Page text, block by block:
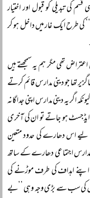
کی تبدیلی کو قبول اور اختیار
طرح ایک غار میں داخل ہو کر
تھی مگر ہم یہ سمجھتے ہیں
تھا جو دینی مدارس قائم کرتے
یہ دینی مدارس اپنی جداگانہ
ہو جاتے تو ان کی آخری
لیے اس دھارے کی حدود متعین
مدارس اجتماعی دھارے کے ساتھ
اہداف کی طرف موڑنے کی
سب سے بڑی وجہ وہی ’’بے